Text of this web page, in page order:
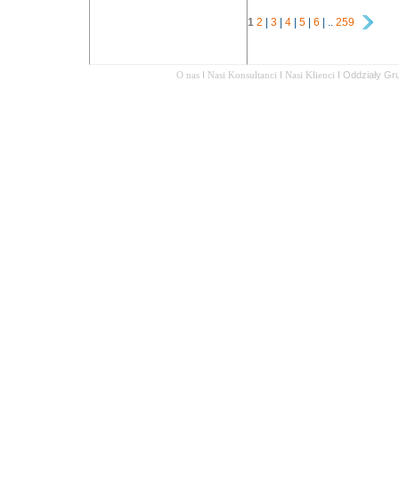
1 2 | 3 | 4 | 5 | 6 | .. 259
O nas I Nasi Konsultanci I Nasi Klienci I Oddziały